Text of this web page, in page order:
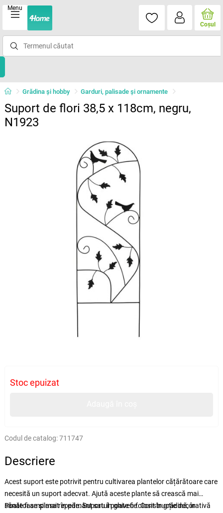
Menu
Coşul
Grădina şi hobby Garduri, palisade şi ornamente
Suport de flori 38,5 x 118cm, negru,
N1923
Stoc epuizat
Codul de catalog:711747
Descriere
Acest suport este potrivit pentru cultivarea plantelor cățărătoare care
necesită un suport adecvat. Ajută aceste plante să crească mai
sănătoase și mai repede. Suportul poate fi folosit în grădină, în
Poate fi amplasat în pământ sau în ghivece. Construcție decorativă